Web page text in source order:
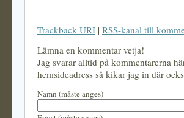
Trackback URI | RSS-kanal till
Lämna en kommentar vetja!
Jag svarar alltid på kommentarerna
hemsideadress så kikar jag in där
Namn (måste anges)